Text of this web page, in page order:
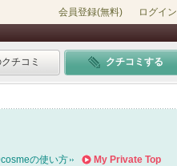
会員登録(無料) ログイン
チコミ クチコミする
My Private Top
の使い方